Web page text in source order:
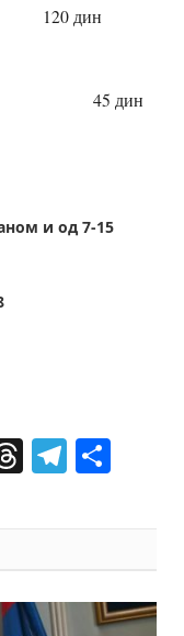
дин
дин
и од 7-15
Threads